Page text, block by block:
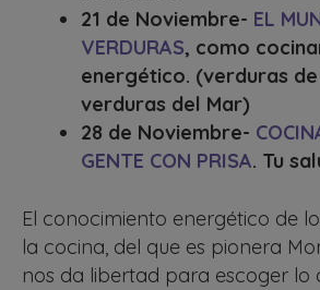
21 de Noviembre- EL
VERDURAS, como
energético. (verduras
verduras del Mar)
28 de Noviembre-
GENTE CON PRISA. Tu
El conocimiento energético de
la cocina, del que es pionera
nos da libertad para escoger lo